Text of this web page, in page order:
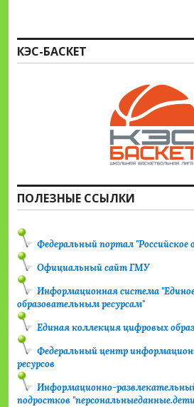
КЭС-БАСКЕТ
ПОЛЕЗНЫЕ ССЫЛКИ
Федеральный портал "Российское
Официальный сайт ГМУ
Информационная система
образовательным ресурсам"
Единая коллекция цифровых
Федеральный центр
ресурсов
Информационно-
подростков